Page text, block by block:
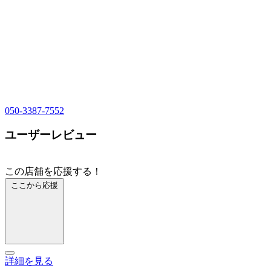
050-3387-7552
ユーザーレビュー
この店舗を応援する！
ここから応援
詳細を見る